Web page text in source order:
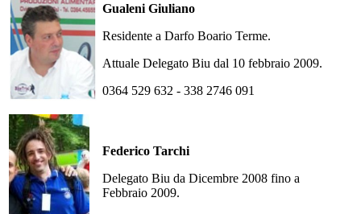
Gualeni Giuliano
Residente a Darfo Boario Terme.
Attuale Delegato Biu dal 10 febbraio 2009.
0364 529 632 - 338 2746 091
Federico Tarchi
Delegato Biu da Dicembre 2008 fino a
Febbraio 2009.